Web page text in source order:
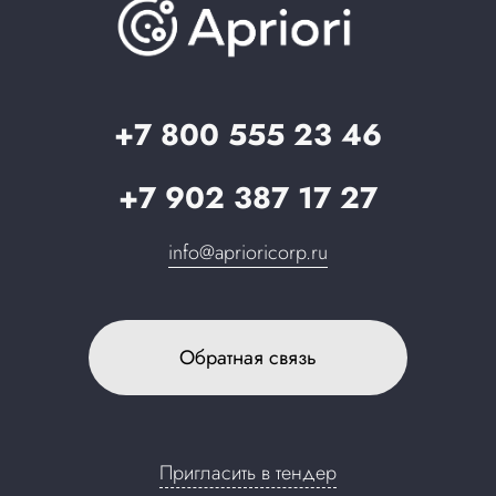
+7 800 555 23 46
+7 902 387 17 27
info@aprioricorp.ru
Обратная связь
Пригласить в тендер
Вопрос-ответ
Запрос в поддержку